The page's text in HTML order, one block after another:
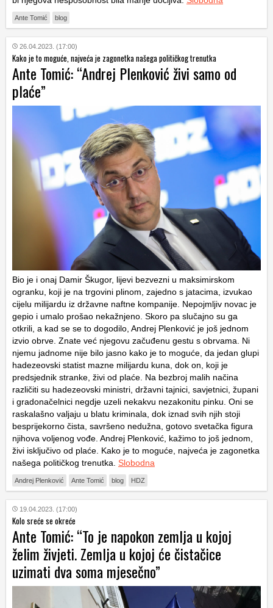
Ante Tomić blog
26.04.2023. (17:00)
Kako je to moguće, najveća je zagonetka našega političkog trenutka
Ante Tomić: “Andrej Plenković živi samo od
plaće”
Bio je i onaj Damir Škugor, lijevi bezvezni u maksimirskom
ogranku, koji je na trgovini plinom, zajedno s jatacima, izvukao
cijelu milijardu iz državne naftne kompanije. Nepojmljiv novac je
gepio i umalo prošao nekažnjeno. Skoro pa slučajno su ga
otkrili, a kad se se to dogodilo, Andrej Plenković je još jednom
izvio obrve. Znate već njegovu začuđenu gestu s obrvama. Ni
njemu jadnome nije bilo jasno kako je to moguće, da jedan glupi
hadezeovski statist mazne milijardu kuna, dok on, koji je
predsjednik stranke, živi od plaće. Na bezbroj malih načina
različiti su hadezeovski ministri, državni tajnici, savjetnici, župani
i gradonačelnici negdje uzeli nekakvu nezakonitu pinku. Oni se
raskalašno valjaju u blatu kriminala, dok iznad svih njih stoji
besprijekorno čista, savršeno nedužna, gotovo svetačka figura
njihova voljenog vođe. Andrej Plenković, kažimo to još jednom,
živi isključivo od plaće. Kako je to moguće, najveća je zagonetka
našega političkog trenutka. Slobodna
Andrej Plenković Ante Tomić blog HDZ
19.04.2023. (17:00)
Kolo sreće se okreće
Ante Tomić: “To je napokon zemlja u kojoj
želim živjeti. Zemlja u kojoj će čistačice
uzimati dva soma mjesečno”